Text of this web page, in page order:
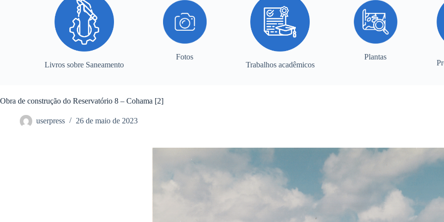
Livros sobre Saneamento
Fotos
Trabalhos acadêmicos
Plantas
Obra de construção do Reservatório 8 – Cohama [2]
userpress 26 de maio de 2023